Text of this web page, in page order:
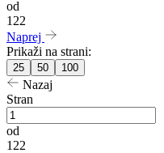
od
122
Naprej
Prikaži na strani:
25 50 100
Nazaj
Stran
od
122